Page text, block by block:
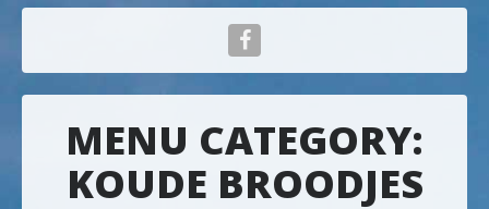
MENU CATEGORY:
KOUDE BROODJES